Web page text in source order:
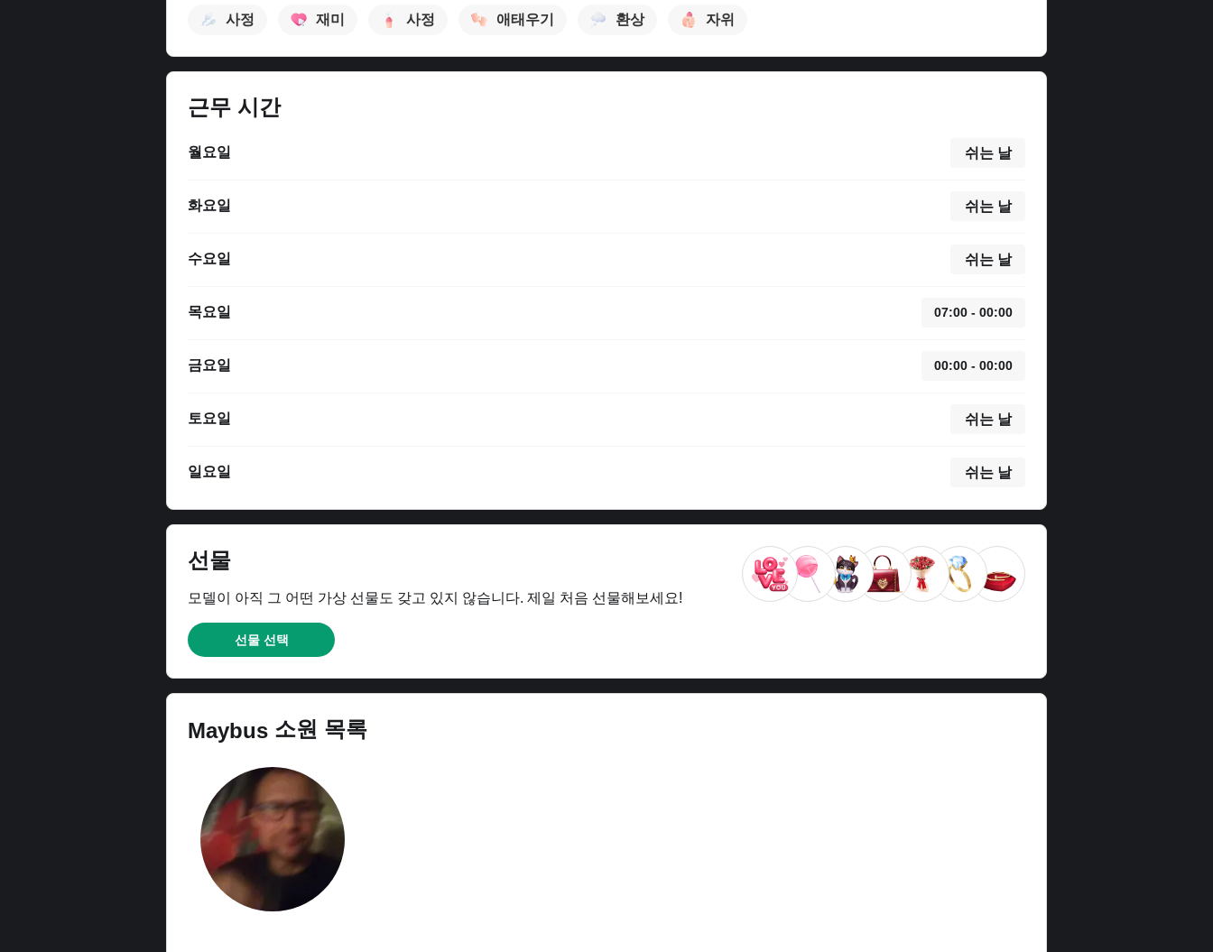
사정 재미 사정 애태우기 환상 자위
근무 시간
월요일 쉬는 날
화요일 쉬는 날
수요일 쉬는 날
목요일 07:00 - 00:00
금요일 00:00 - 00:00
토요일 쉬는 날
일요일 쉬는 날
선물
모델이 아직 그 어떤 가상 선물도 갖고 있지 않습니다. 제일 처음 선물해보세요!
선물 선택
Maybus 소원 목록